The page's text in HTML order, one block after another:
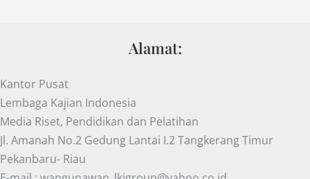
Alamat:
Kantor Pusat
Lembaga Kajian Indonesia
Media Riset, Pendidikan dan Pelatihan
Jl. Amanah No.2 Gedung Lantai I.2 Tangkerang Timur
Pekanbaru- Riau